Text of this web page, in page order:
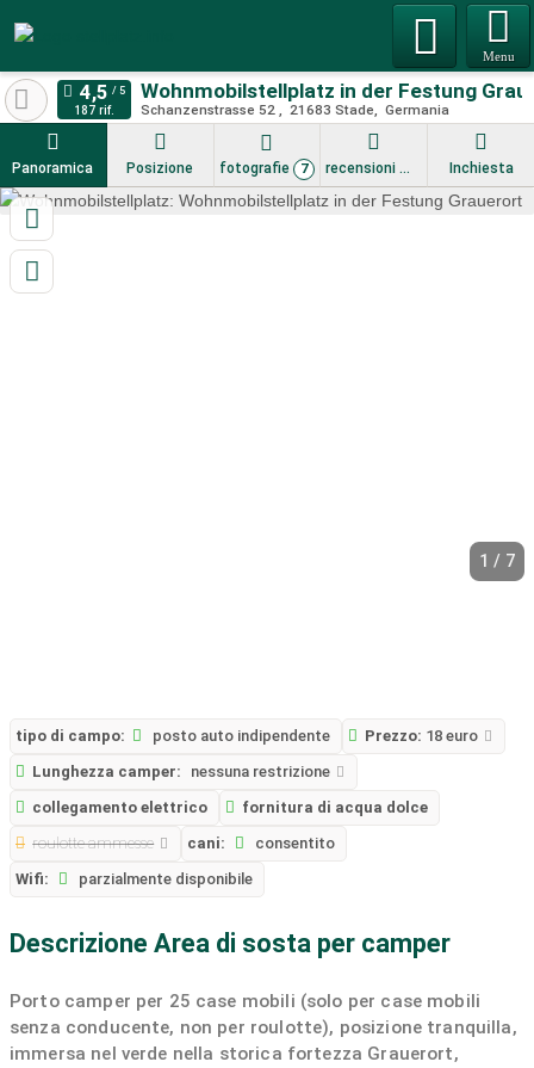
Menu
Wohnmobilstellplatz in der Festung
Schanzenstrasse 52 21683 Stade Germania
187 rif.
Panoramica Posizione fotografie 7 recensioni Inchiesta
1 / 7
tipo di campo: posto auto indipendente Prezzo: 18 euro
Lunghezza camper:
nessuna restrizione
collegamento elettrico
fornitura di acqua dolce
roulotte ammesse
cani:
consentito
Wifi:
parzialmente disponibile
Descrizione Area di sosta per camper
Porto camper per 25 case mobili (solo per case mobili
senza conducente, non per roulotte), posizione tranquilla,
immersa nel verde nella storica fortezza Grauerort,